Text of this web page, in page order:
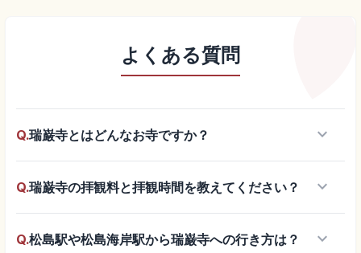
よくある質問
Q.瑞巌寺とはどんなお寺ですか？ keyboard_arrow_down
Q.瑞巌寺の拝観料と拝観時間を教えてください？ keyboard_arrow_down
Q.松島駅や松島海岸駅から瑞巌寺への行き方は？ keyboard_arrow_down